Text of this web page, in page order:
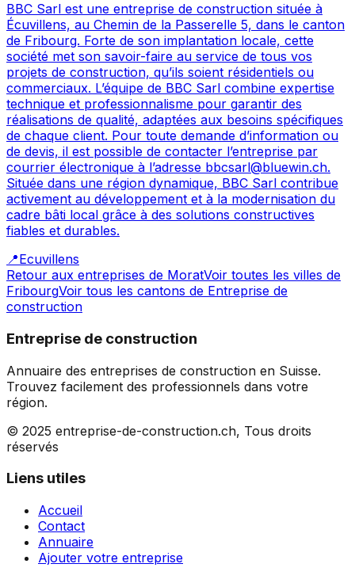
BBC Sarl est une entreprise de construction située à
Écuvillens, au Chemin de la Passerelle 5, dans le canton
de Fribourg. Forte de son implantation locale, cette
société met son savoir-faire au service de tous vos
projets de construction, qu’ils soient résidentiels ou
commerciaux. L’équipe de BBC Sarl combine expertise
technique et professionnalisme pour garantir des
réalisations de qualité, adaptées aux besoins spécifiques
de chaque client. Pour toute demande d’information ou
de devis, il est possible de contacter l’entreprise par
courrier électronique à l’adresse bbcsarl@bluewin.ch.
Située dans une région dynamique, BBC Sarl contribue
activement au développement et à la modernisation du
cadre bâti local grâce à des solutions constructives
fiables et durables.
📍Ecuvillens
Retour aux entreprises de MoratVoir toutes les villes de
FribourgVoir tous les cantons de Entreprise de
construction
Entreprise de construction
Annuaire des entreprises de construction en Suisse.
Trouvez facilement des professionnels dans votre
région.
© 2025 entreprise-de-construction.ch, Tous droits
réservés
Liens utiles
Accueil
Contact
Annuaire
Ajouter votre entreprise